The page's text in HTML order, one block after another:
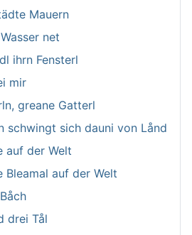
Mauern
net
ihrn Fensterl
mir
greane Gatterl
schwingt sich dauni von Lånd
auf der Welt
auf der Welt
drei Tål